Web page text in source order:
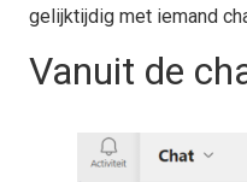
gelijktijdig met iemand
Vanuit de